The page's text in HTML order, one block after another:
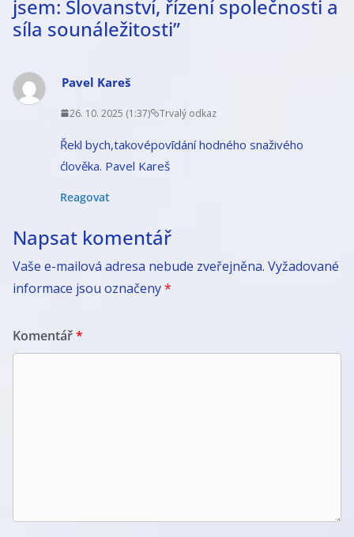
jsem: Slovanství, řízení společnosti a
síla sounáležitosti”
Pavel Kareš
26. 10. 2025 (1:37) Trvalý odkaz
Řekl bych,takovépovīdání hodného snaživého
ćlověka. Pavel Kareš
Reagovat
Napsat komentář
Vaše e-mailová adresa nebude zveřejněna. Vyžadované
informace jsou označeny*
Komentář*